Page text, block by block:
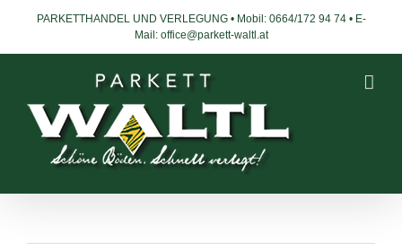
PARKETTHANDEL UND VERLEGUNG • Mobil: 0664/172 94 74 • E-
Mail: office@parkett-waltl.at